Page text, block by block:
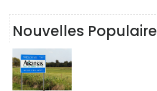
Nouvelles